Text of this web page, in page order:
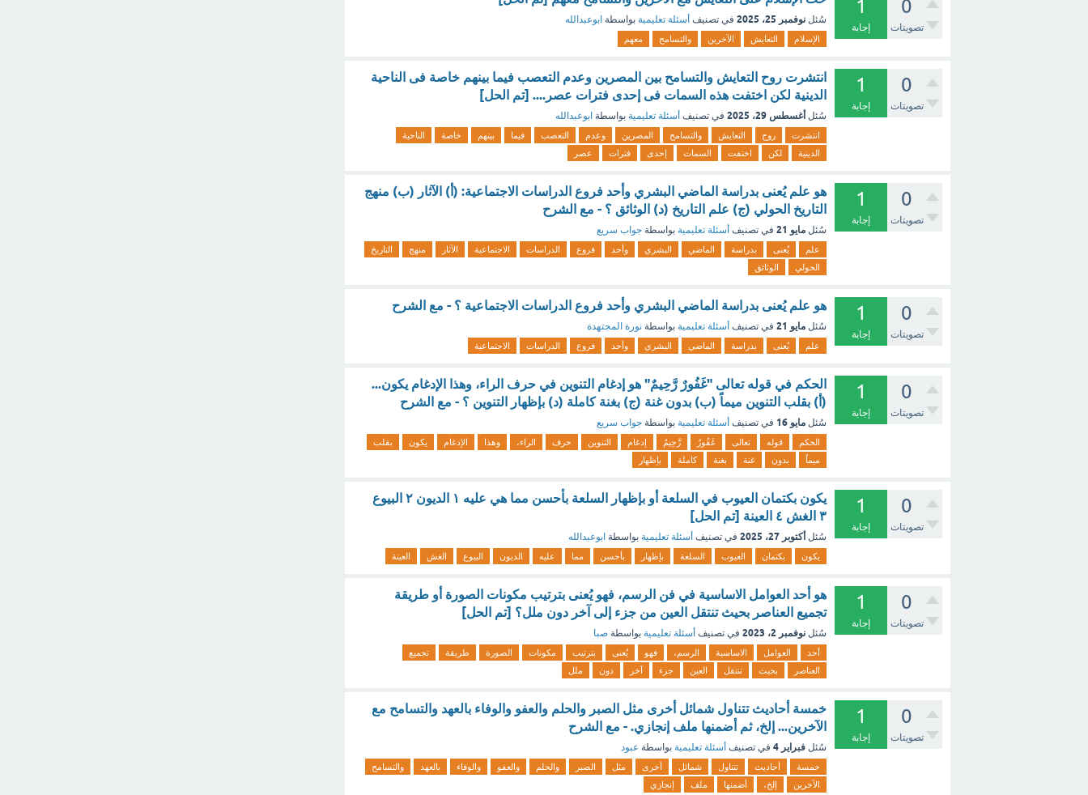
0
تصويتات
1
إجابة
سُئل نوفمبر 25، 2025 في تصنيف أسئلة تعليمية بواسطة ابوعبدالله
الإسلام التعايش الآخرين والتسامح معهم
0
تصويتات
1
إجابة
انتشرت روح التعايش والتسامح بين المصرين وعدم التعصب فيما بينهم خاصة فى الناحية
الدينية لكن اختفت هذه السمات فى إحدى فترات عصر.... [تم الحل]
سُئل أغسطس 29، 2025 في تصنيف أسئلة تعليمية بواسطة ابوعبدالله
انتشرت روح التعايش والتسامح المصرين وعدم التعصب فيما بينهم خاصة
الناحية
الدينية
لكن اختفت السمات إحدى فترات عصر
0
تصويتات
1
إجابة
هو علم يُعنى بدراسة الماضي البشري وأحد فروع الدراسات الاجتماعية: (أ) الآثار (ب) منهج
التاريخ الحولي (ج) علم التاريخ (د) الوثائق ؟ - مع الشرح
سُئل مايو 21 في تصنيف أسئلة تعليمية بواسطة جواب سريع
علم يُعنى بدراسة الماضي البشري وأحد فروع الدراسات الاجتماعية الآثار منهج
التاريخ
الحولي
الوثائق
0
تصويتات
1
إجابة
هو علم يُعنى بدراسة الماضي البشري وأحد فروع الدراسات الاجتماعية ؟ - مع الشرح
سُئل مايو 21 في تصنيف أسئلة تعليمية بواسطة نورة المجتهدة
علم يُعنى بدراسة الماضي البشري وأحد فروع الدراسات الاجتماعية
0
تصويتات
1
إجابة
الحكم في قوله تعالى "غَفُورٌ رَّحِيمٌ" هو إدغام التنوين في حرف الراء، وهذا الإدغام يكون...
(أ) بقلب التنوين ميماً (ب) بدون غنة (ج) بغنة كاملة (د) بإظهار التنوين ؟ - مع الشرح
سُئل مايو 16 في تصنيف أسئلة تعليمية بواسطة جواب سريع
الحكم قوله تعالى غَفُورٌ رَّحِيمٌ إدغام التنوين حرف الراء، وهذا الإدغام يكون
بقلب
ميماً
بدون غنة بغنة كاملة بإظهار
0
تصويتات
1
إجابة
يكون بكتمان العيوب في السلعة أو بإظهار السلعة بأحسن مما هي عليه ١ الديون ٢ البيوع
٣ الغش ٤ العينة [تم الحل]
سُئل أكتوبر 27، 2025 في تصنيف أسئلة تعليمية بواسطة ابوعبدالله
يكون بكتمان العيوب السلعة بإظهار بأحسن مما عليه الديون البيوع الغش العينة
0
تصويتات
1
إجابة
هو أحد العوامل الاساسية في فن الرسم، فهو يُعنى بترتيب مكونات الصورة أو طريقة
تجميع العناصر بحيث تنتقل العين من جزء إلى آخر دون ملل؟ [تم الحل]
سُئل نوفمبر 2، 2023 في تصنيف أسئلة تعليمية بواسطة صبا
أحد العوامل الاساسية الرسم، فهو يُعنى بترتيب مكونات الصورة طريقة
تجميع
العناصر
بحيث تنتقل العين جزء آخر دون ملل
0
تصويتات
1
إجابة
خمسة أحاديث تتناول شمائل أخرى مثل الصبر والحلم والعفو والوفاء بالعهد والتسامح مع
الآخرين... إلخ، ثم أضمنها ملف إنجازي. - مع الشرح
سُئل فبراير 4 في تصنيف أسئلة تعليمية بواسطة عبود
خمسة أحاديث تتناول شمائل أخرى مثل الصبر والحلم والعفو والوفاء بالعهد
والتسامح
الآخرين
إلخ، أضمنها ملف إنجازي